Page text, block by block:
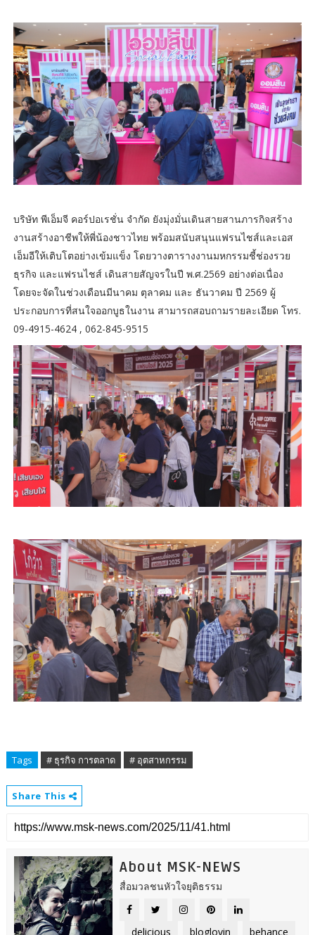
บริษัท พีเอ็มจี คอร์ปอเรชั่น จำกัด ยังมุ่งมั่นเดินสายสานภารกิจสร้าง
งานสร้างอาชีพให้พี่น้องชาวไทย พร้อมสนับสนุนแฟรนไชส์และเอส
เอ็มอีให้เติบโตอย่างเข้มแข็ง โดยวางตารางงานมหกรรมชี้ช่องรวย
ธุรกิจ และแฟรนไชส์ เดินสายสัญจรในปี พ.ศ.2569 อย่างต่อเนื่อง
โดยจะจัดในช่วงเดือนมีนาคม ตุลาคม และ ธันวาคม ปี 2569 ผู้
ประกอบการที่สนใจออกบูธในงาน สามารถสอบถามรายละเอียด โทร.
09-4915-4624 , 062-845-9515
Tags # ธุรกิจ การตลาด # อุตสาหกรรม
Share This
About MSK-NEWS
สื่อมวลชนหัวใจยุติธรรม
delicious bloglovin behance